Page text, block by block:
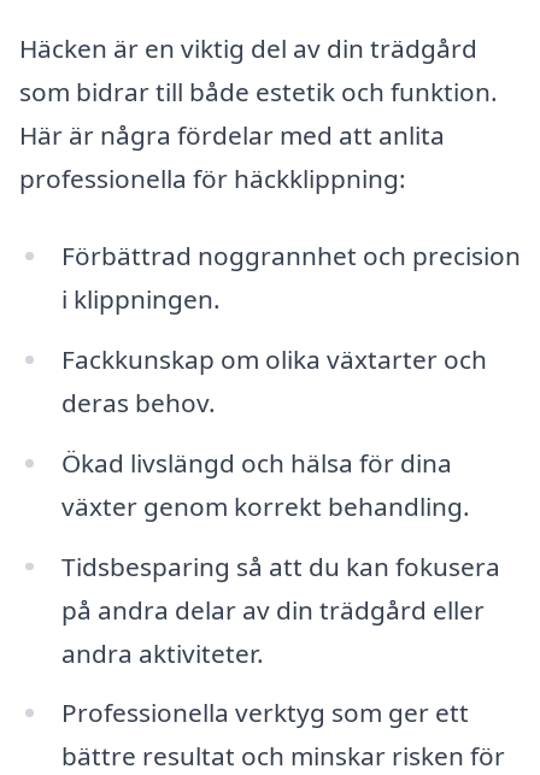
Häcken är en viktig del av din trädgård
som bidrar till både estetik och funktion.
Här är några fördelar med att anlita
professionella för häckklippning:
Förbättrad noggrannhet och precision
i klippningen.
Fackkunskap om olika växtarter och
deras behov.
Ökad livslängd och hälsa för dina
växter genom korrekt behandling.
Tidsbesparing så att du kan fokusera
på andra delar av din trädgård eller
andra aktiviteter.
Professionella verktyg som ger ett
bättre resultat och minskar risken för